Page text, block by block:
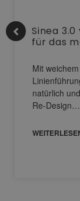
Sinea
für das
Mit
natürlich
Re-Design…